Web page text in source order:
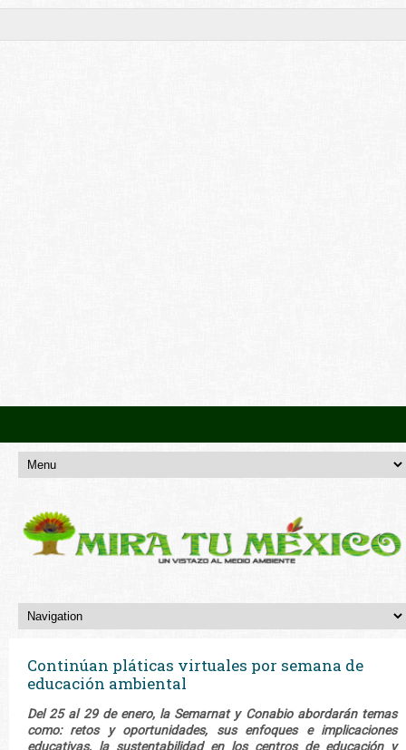
Continúan pláticas virtuales por semana de
educación ambiental
Del 25 al 29 de enero, la Semarnat y Conabio abordarán temas
como: retos y oportunidades, sus enfoques e implicaciones
educativas, la sustentabilidad en los centros de educación y